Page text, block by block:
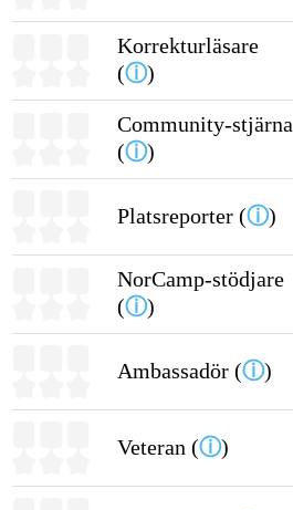
Korrekturläsare
(ⓘ)
Community-stjärna
(ⓘ)
Platsreporter (ⓘ)
NorCamp-stödjare
(ⓘ)
Ambassadör (ⓘ)
Veteran (ⓘ)